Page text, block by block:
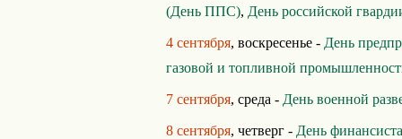
(День ППС), День российской
4 сентября, воскресенье - День
газовой и топливной
7 сентября, среда - День военной
8 сентября, четверг - День